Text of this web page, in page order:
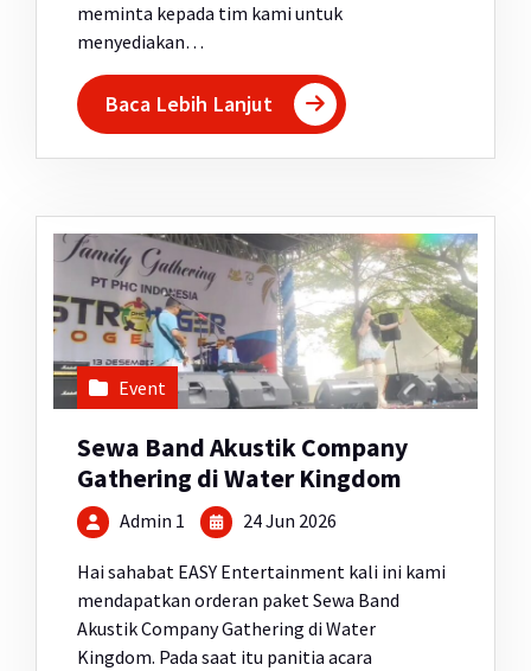
meminta kepada tim kami untuk
menyediakan…
Baca Lebih Lanjut
Event
Sewa Band Akustik Company
Gathering di Water Kingdom
Admin 1 24 Jun 2026
Hai sahabat EASY Entertainment kali ini kami
mendapatkan orderan paket Sewa Band
Akustik Company Gathering di Water
Kingdom. Pada saat itu panitia acara